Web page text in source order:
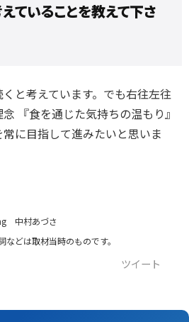
ていることを教えて下さ
と考えています。でも右往左往
『食を通じた気持ちの温もり』
に目指して進みたいと思いま
中村あづさ
どは取材当時のものです。
ツイート